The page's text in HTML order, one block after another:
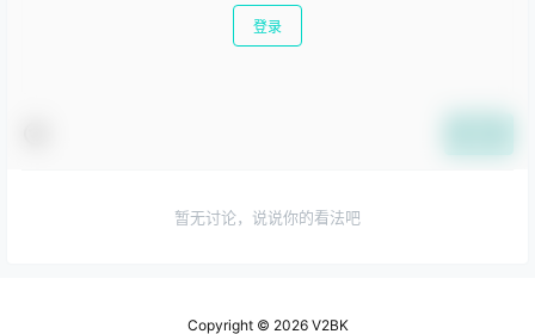
登录
暂无讨论，说说你的看法吧
Copyright © 2026V2BK